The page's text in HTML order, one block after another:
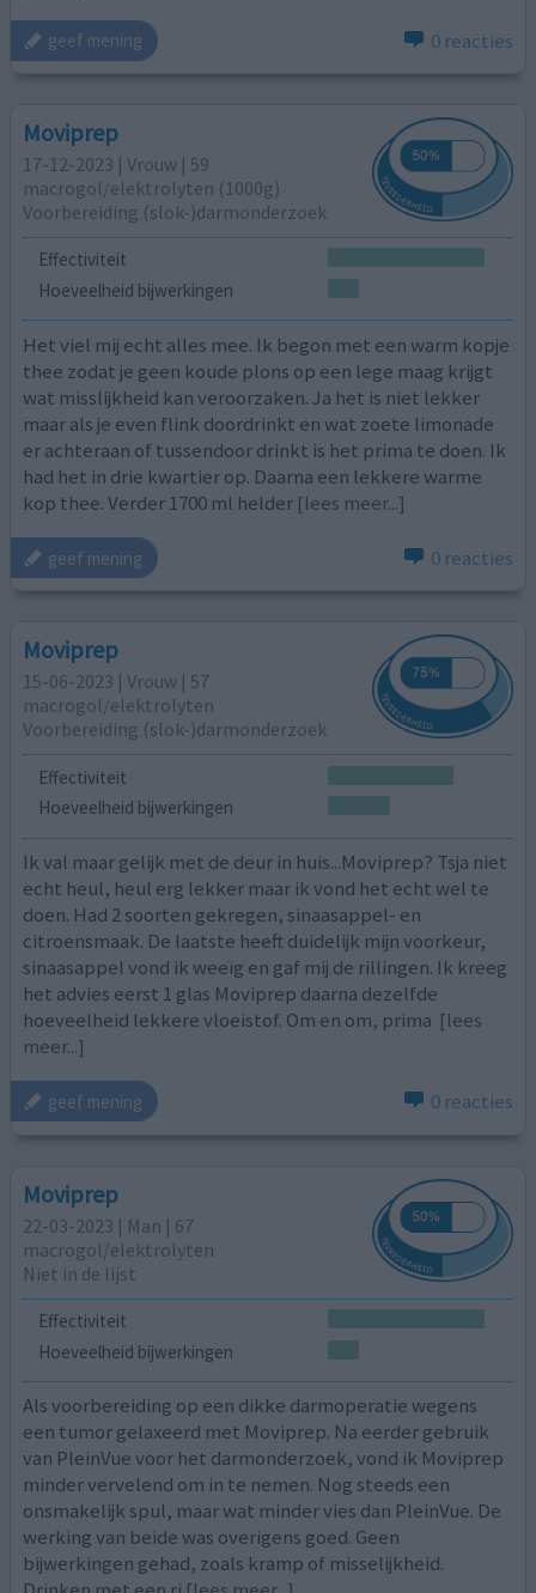
geef mening 0 reacties
Moviprep
17-12-2023 | Vrouw | 59
macrogol/elektrolyten (1000g)
Voorbereiding (slok-)darmonderzoek
Effectiviteit
Hoeveelheid bijwerkingen
Het viel mij echt alles mee. Ik begon met een warm kopje
thee zodat je geen koude plons op een lege maag krijgt
wat misslijkheid kan veroorzaken. Ja het is niet lekker
maar als je even flink doordrinkt en wat zoete limonade
er achteraan of tussendoor drinkt is het prima te doen. Ik
had het in drie kwartier op. Daarna een lekkere warme
kop thee. Verder 1700 ml helder [lees meer...]
geef mening 0 reacties
Moviprep
15-06-2023 | Vrouw | 57
macrogol/elektrolyten
Voorbereiding (slok-)darmonderzoek
Effectiviteit
Hoeveelheid bijwerkingen
Ik val maar gelijk met de deur in huis...Moviprep? Tsja niet
echt heul, heul erg lekker maar ik vond het echt wel te
doen. Had 2 soorten gekregen, sinaasappel- en
citroensmaak. De laatste heeft duidelijk mijn voorkeur,
sinaasappel vond ik weeïg en gaf mij de rillingen. Ik kreeg
het advies eerst 1 glas Moviprep daarna dezelfde
hoeveelheid lekkere vloeistof. Om en om, prima [lees
meer...]
geef mening 0 reacties
Moviprep
22-03-2023 | Man | 67
macrogol/elektrolyten
Niet in de lijst
Effectiviteit
Hoeveelheid bijwerkingen
Als voorbereiding op een dikke darmoperatie wegens
een tumor gelaxeerd met Moviprep. Na eerder gebruik
van PleinVue voor het darmonderzoek, vond ik Moviprep
minder vervelend om in te nemen. Nog steeds een
onsmakelijk spul, maar wat minder vies dan PleinVue. De
werking van beide was overigens goed. Geen
bijwerkingen gehad, zoals kramp of misselijkheid.